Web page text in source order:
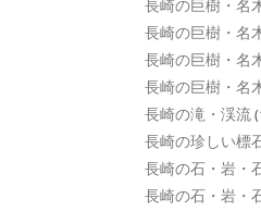
長崎の巨樹・名
長崎の巨樹・名
長崎の巨樹・名
長崎の巨樹・名
長崎の滝・渓流
長崎の珍しい標
長崎の石・岩・
長崎の石・岩・